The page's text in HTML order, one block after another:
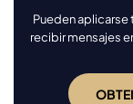
Pueden aplicarse
recibir mensajes